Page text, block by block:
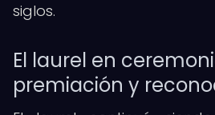
siglos.
El laurel en
premiación y